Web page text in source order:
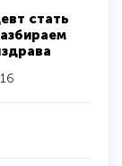
стать